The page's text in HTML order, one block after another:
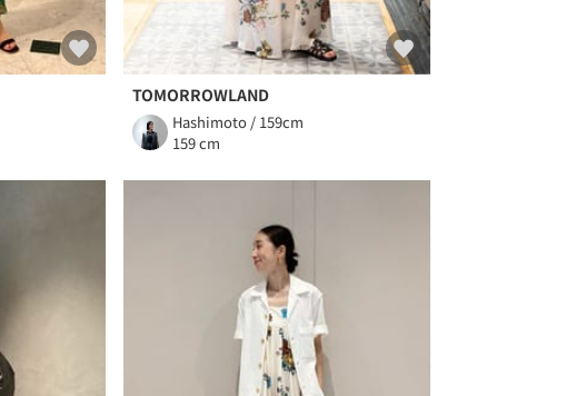
TOMORROWLAND
Hashimoto / 159cm
159 cm